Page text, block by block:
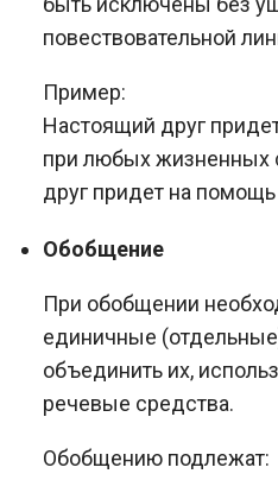
повествовательной
Пример:
Настоящий друг
при любых жизненных
друг придет на помощь
Обобщение
При обобщении
единичные
объединить их,
речевые средства.
Обобщению подлежат: